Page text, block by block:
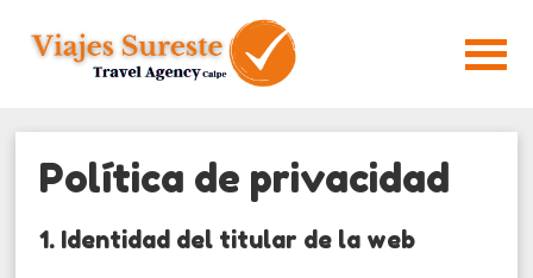
Política de privacidad
1. Identidad del titular de la web